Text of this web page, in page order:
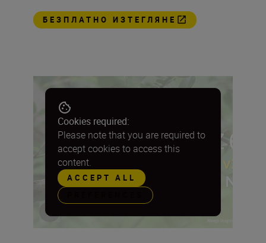
БЕЗПЛАТНО ИЗТЕГЛЯНЕ
Cookies required:
Please note that you are required to
accept cookies to access this
content.
ACCEPT ALL